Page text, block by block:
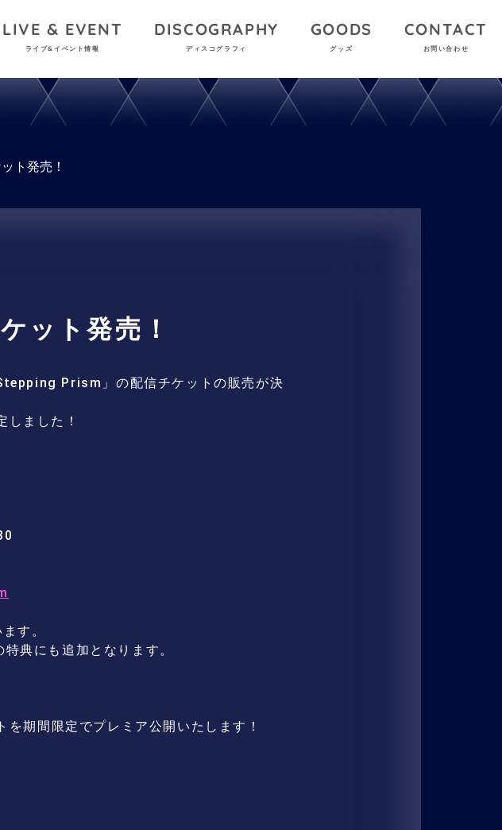
LIVE & EVENT
ライブ&イベント情報
DISCOGRAPHY
ディスコグラフィ
GOODS
グッズ
CONTACT
お問い合わせ
ト発売！
ット発売！
Prism」の配信チケットの販売が決
ました！
す。
典にも追加となります。
期間限定でプレミア公開いたします！